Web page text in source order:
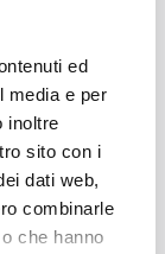
ed
media e per
inoltre
sito con i
dati web,
combinarle
che hanno
un
i
previsto
delle